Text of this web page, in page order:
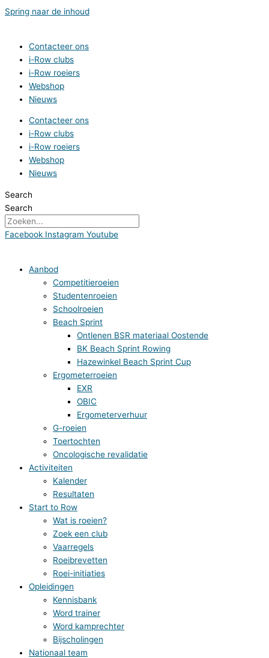
Spring naar de inhoud
Contacteer ons
i-Row clubs
i-Row roeiers
Webshop
Nieuws
Contacteer ons
i-Row clubs
i-Row roeiers
Webshop
Nieuws
Search
Search
Facebook Instagram Youtube
Aanbod
Competitieroeien
Studentenroeien
Schoolroeien
Beach Sprint
Ontlenen BSR materiaal Oostende
BK Beach Sprint Rowing
Hazewinkel Beach Sprint Cup
Ergometerroeien
EXR
OBIC
Ergometerverhuur
G-roeien
Toertochten
Oncologische revalidatie
Activiteiten
Kalender
Resultaten
Start to Row
Wat is roeien?
Zoek een club
Vaarregels
Roeibrevetten
Roei-initiaties
Opleidingen
Kennisbank
Word trainer
Word kamprechter
Bijscholingen
Nationaal team